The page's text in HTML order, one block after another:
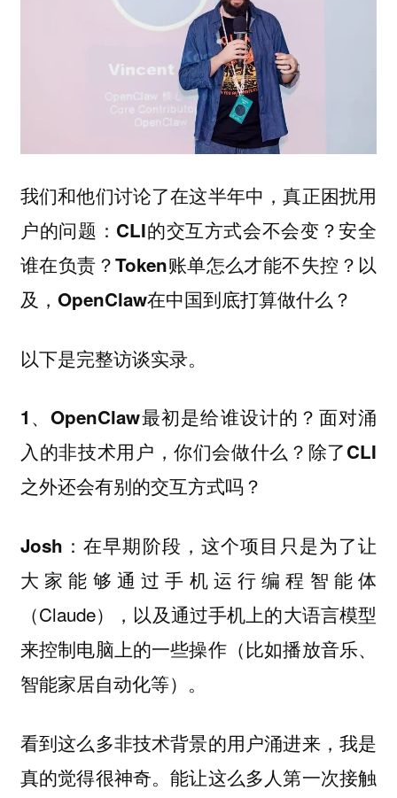
我们和他们讨论了在这半年中，真正困扰用
户的问题： CLI的交互方式会不会变？安全
谁在负责？Token账单怎么才能不失控？以
及，OpenClaw在中国到底打算做什么？
以下是完整访谈实录。
1、OpenClaw最初是给谁设计的？面对涌
入的非技术用户，你们会做什么？除了CLI
之外还会有别的交互方式吗？
Josh ：在早期阶段，这个项目只是为了让
大家能够通过手机运行编程智能体
（Claude），以及通过手机上的大语言模型
来控制电脑上的一些操作（比如播放音乐、
智能家居自动化等）。
看到这么多非技术背景的用户涌进来，我是
真的觉得很神奇。能让这么多人第一次接触